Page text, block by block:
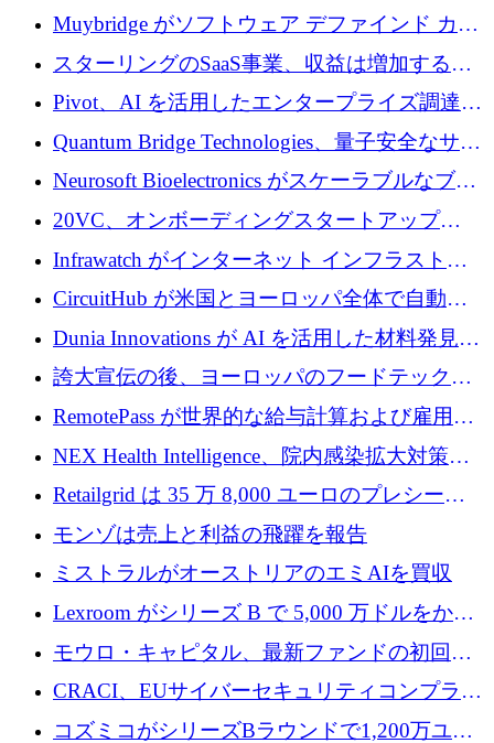
るために 3 億ユーロの信用枠を確保
Muybridge がソフトウェア デファインド カメ
ラ テクノロジーを拡張するためにシリーズ A
で 1,600 万ドルを調達
スターリングのSaaS事業、収益は増加するも
グループ利益は減少
Pivot、AI を活用したエンタープライズ調達プ
ラットフォームを拡大するために 4,000 万ド
ルを調達
Quantum Bridge Technologies、量子安全なサイ
バーセキュリティ インフラストラクチャの拡
Neurosoft Bioelectronics がスケーラブルなブレ
イン コンピューター インターフェイスのため
に 750 万ドルを調達
20VC、オンボーディングスタートアップ
Prelude へのシリーズ A 投資で 2,000 万ドルを
Infrawatch がインターネット インフラストラ
クチャ インテリジェンス向けに 300 万ドルの
プレシードを確保
CircuitHub が米国とヨーロッパ全体で自動電
子機器製造を拡大するために 2,800 万ドルを
Dunia Innovations が AI を活用した材料発見を
産業化するために 2 億 8,000 万ユーロのベル
リン GigaLab を発表
誇大宣伝の後、ヨーロッパのフードテックセ
クターはファンダメンタルズを中心に再構築
RemotePass が世界的な給与計算および雇用プ
ラットフォームを拡大するために 1,740 万ド
NEX Health Intelligence、院内感染拡大対策に
100万ユーロを確保
Retailgrid は 35 万 8,000 ユーロのプレシード
ラウンドで小売業のスプレッドシートをター
ゲットにしています
モンゾは売上と利益の飛躍を報告
ミストラルがオーストリアのエミAIを買収
Lexroom がシリーズ B で 5,000 万ドルをかけ
てヨーロッパ大陸法用の法律 AI を構築
モウロ・キャピタル、最新ファンドの初回ク
ローズで4億ドルを確保
CRACI、EUサイバーセキュリティコンプライ
アンスプラットフォームのために140万ユーロ
コズミコがシリーズBラウンドで1,200万ユー